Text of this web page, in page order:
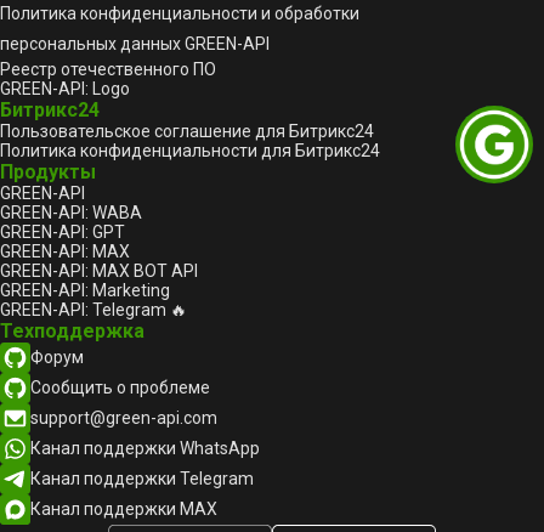
Политика конфиденциальности и обработки
персональных данных GREEN-API
Реестр отечественного ПО
GREEN-API: Logo
Битрикс24
Пользовательское соглашение для Битрикс24
Политика конфиденциальности для Битрикс24
Продукты
GREEN-API
GREEN-API: WABA
GREEN-API: GPT
GREEN-API: MAX
GREEN-API: MAX BOT API
GREEN-API: Marketing
GREEN-API: Telegram 🔥
Техподдержка
Форум
Сообщить о проблеме
support@green-api.com
Канал поддержки WhatsApp
Канал поддержки Telegram
Канал поддержки MAX